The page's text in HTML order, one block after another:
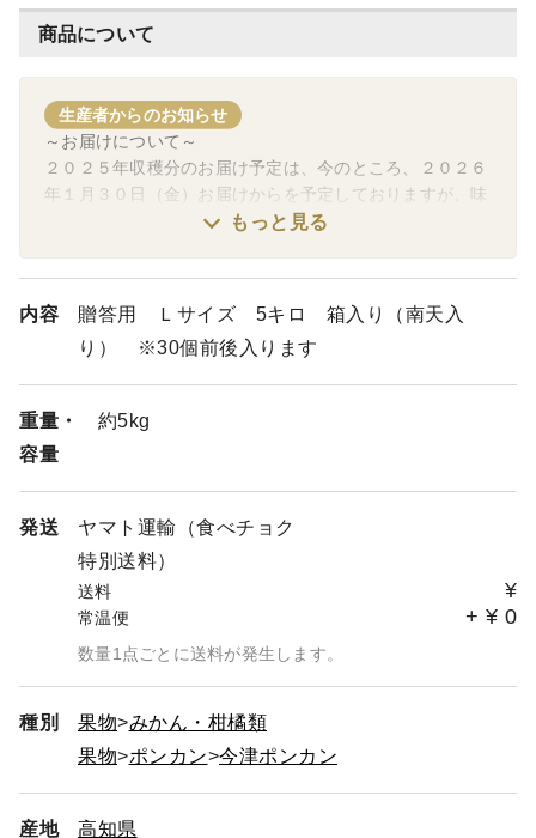
商品について
生産者からのお知らせ
～お届けについて～
２０２５年収穫分のお届け予定は、今のところ、２０２６
年１月３０日（金）お届けからを予定しておりますが、味
が良くなるまで出荷はしないと決めておりますので、予定
また、味が落ち始めると、販売を終了とさせていただきま
す。いくら在庫があってもご注文は受けれませんので、こ
の点もご理解・ご了承いただければと思います。
今年お買い求めいただける商品のみをご覧いただけるよう
になっております。毎年同じ商品、量を出品できるとは限
～２０２６年のご注文をスタートします～
本日、１月２３日（金）より、２０２６年のご注文をス
タートしたいと思います。お届けは、１月３０日（金）か
らを予定しております。
もっと見る
内容
贈答用 Ｌサイズ 5キロ 箱入り（南天入
り） ※30個前後入ります
重量・
容量
約5kg
発送
ヤマト運輸（食べチョク
特別送料）
送料 ¥
常温便 + ¥ 0
数量1点ごとに送料が発生します。
種別 果物
みかん・柑橘類
果物
ポンカン 今津ポンカン
産地 高知県